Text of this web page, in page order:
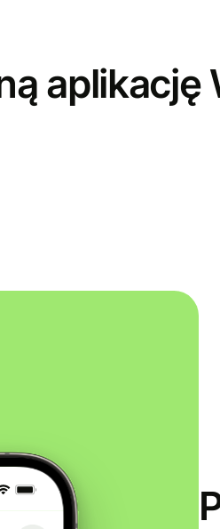
aplikację